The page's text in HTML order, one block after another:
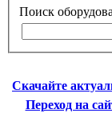
Поиск
Скачайте
Переход на